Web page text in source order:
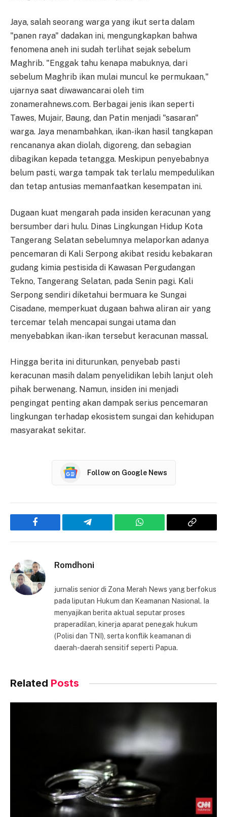
Jaya, salah seorang warga yang ikut serta dalam
"panen raya" dadakan ini, mengungkapkan bahwa
fenomena aneh ini sudah terlihat sejak sebelum
Maghrib. "Enggak tahu kenapa mabuknya, dari
sebelum Maghrib ikan mulai muncul ke permukaan,"
ujarnya saat diwawancarai oleh tim
zonamerahnews.com. Berbagai jenis ikan seperti
Tawes, Mujair, Baung, dan Patin menjadi "sasaran"
warga. Jaya menambahkan, ikan-ikan hasil tangkapan
rencananya akan diolah, digoreng, dan sebagian
dibagikan kepada tetangga. Meskipun penyebabnya
belum pasti, warga tampak tak terlalu mempedulikan
dan tetap antusias memanfaatkan kesempatan ini.
Dugaan kuat mengarah pada insiden keracunan yang
bersumber dari hulu. Dinas Lingkungan Hidup Kota
Tangerang Selatan sebelumnya melaporkan adanya
pencemaran di Kali Serpong akibat residu kebakaran
gudang kimia pestisida di Kawasan Pergudangan
Tekno, Tangerang Selatan, pada Senin pagi. Kali
Serpong sendiri diketahui bermuara ke Sungai
Cisadane, memperkuat dugaan bahwa aliran air yang
tercemar telah mencapai sungai utama dan
menyebabkan ikan-ikan tersebut keracunan massal.
Hingga berita ini diturunkan, penyebab pasti
keracunan masih dalam penyelidikan lebih lanjut oleh
pihak berwenang. Namun, insiden ini menjadi
pengingat penting akan dampak serius pencemaran
lingkungan terhadap ekosistem sungai dan kehidupan
masyarakat sekitar.
Follow on Google News
Facebook Telegram WhatsApp
Copy
Romdhoni
jurnalis senior di Zona Merah News yang berfokus
pada liputan Hukum dan Keamanan Nasional. Ia
menyajikan berita aktual seputar proses
praperadilan, kinerja aparat penegak hukum
(Polisi dan TNI), serta konflik keamanan di
daerah-daerah sensitif seperti Papua.
Related Posts